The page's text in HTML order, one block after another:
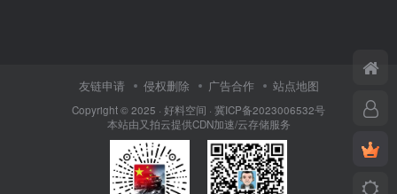
友链申请 侵权删除 广告合作 站点地图
Copyright © 2025 · 好料空间 · 冀ICP备2023006532号
本站由又拍云提供CDN加速/云存储服务